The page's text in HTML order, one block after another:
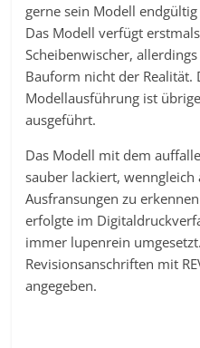
gerne sein Modell
Das Modell verfügt
Scheibenwischer,
Bauform nicht der Realität.
Modellausführung ist
ausgeführt.
Das Modell mit dem
sauber lackiert, wenngleich
Ausfransungen zu
erfolgte im
immer lupenrein
Revisionsanschriften mit
angegeben.